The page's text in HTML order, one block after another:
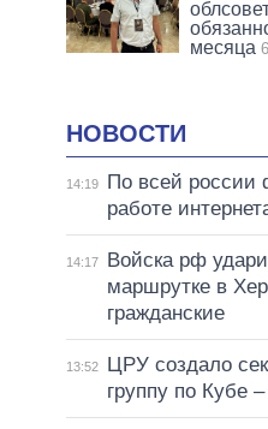
месяца
НОВОСТИ
14:19
По всей россии
работе
14:17
Войска рф
маршрутке в
гражданские
13:52
ЦРУ создало
группу по Кубе